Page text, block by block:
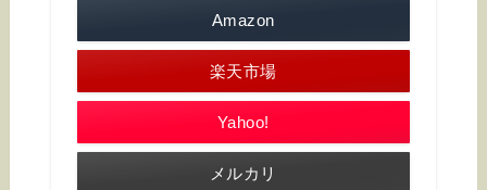
Amazon
楽天市場
Yahoo!
メルカリ